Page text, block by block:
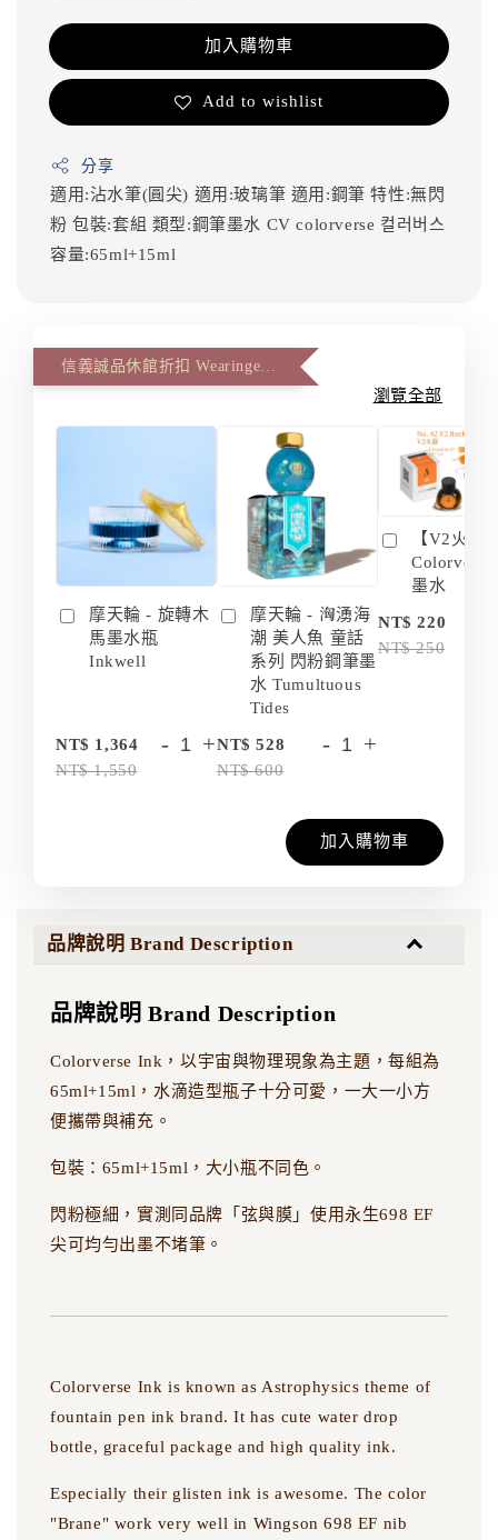
加入購物車
Add to wishlist
分享
適用:沾水筆(圓尖) 適用:玻璃筆 適用:鋼筆特性:無閃
粉包裝:套組 類型:鋼筆墨水 CVcolorverse 컬러버스
容量:65ml+15ml
瀏覽全部
摩天輪 - 旋轉木
馬墨水瓶
Inkwell
NT$ 1,364
NT$ 1,550
- +
摩天輪 - 洶湧海
潮 美人魚 童話
系列 閃粉鋼筆墨
水 Tumultuous
Tides
NT$ 528
NT$ 600
- +
【V2火箭
Colorverse
墨水
NT$ 220
NT$ 250
加入購物車
品牌說明 Brand Description
品牌說明 Brand Description
Colorverse Ink，以宇宙與物理現象為主題，每組為
65ml+15ml，水滴造型瓶子十分可愛，一大一小方
便攜帶與補充。
包裝：65ml+15ml，大小瓶不同色。
閃粉極細，實測同品牌「弦與膜」使用永生698 EF
尖可均勻出墨不堵筆。
Colorverse Ink is known as Astrophysics theme of
fountain pen ink brand. It has cute water drop
bottle, graceful package and high quality ink.
Especially their glisten ink is awesome. The color
"Brane" work very well in Wingson 698 EF nib